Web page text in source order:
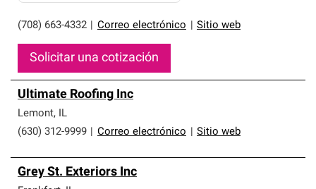
(708) 663-4332 Correo electrónico Sitio web
Solicitar una cotización
Ultimate Roofing Inc
Lemont, IL
(630) 312-9999
Correo electrónico Sitio web
Grey St. Exteriors Inc